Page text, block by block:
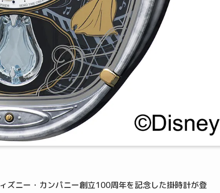
ズニー・カンパニー創立100周年を記念した掛時計が登